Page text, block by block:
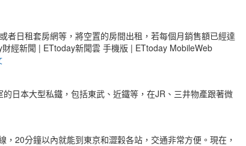
日租套房網等，將空置的房間出租，若每個月銷售額已經達
經新聞 | ETtoday新聞雲 手機版 | ETtoday MobileWeb
日本大型私鐵，包括東武、近鐵等，在JR、三井物產跟著微
20分鐘以內就能到東京和澀穀各站，交通非常方便。現在，